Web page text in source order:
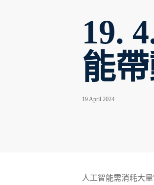
19.
能
19 April 2024
人工智能需消耗大